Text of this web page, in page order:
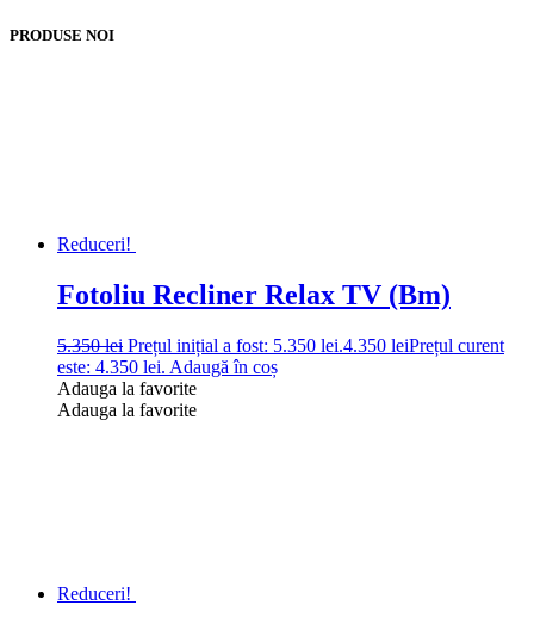
PRODUSE NOI
Reduceri!
Fotoliu Recliner Relax TV (Bm)
5.350lei Prețul inițial a fost: 5.350 lei.4.350 leiPrețul curent
este: 4.350 lei. Adaugă în coș
Adauga la favorite
Adauga la favorite
Reduceri!